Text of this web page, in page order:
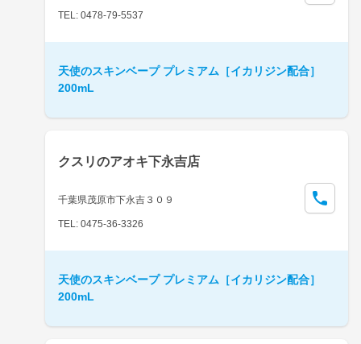
TEL: 0478-79-5537
天使のスキンベープ プレミアム［イカリジン配合］
200mL
クスリのアオキ下永吉店
千葉県茂原市下永吉３０９
TEL: 0475-36-3326
天使のスキンベープ プレミアム［イカリジン配合］
200mL